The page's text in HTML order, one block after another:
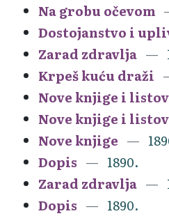
Na grobu očevom
Dostojanstvo i
Zarad zdravlja
Krpeš kuću draži
Nove knjige i
Nove knjige i
Nove knjige
Dopis
1890.
Zarad zdravlja
Dopis
1890.